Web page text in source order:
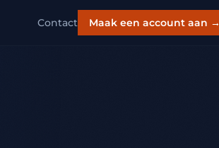
Contact Maak een account aan →